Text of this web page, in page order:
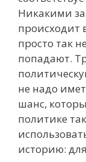
Никакими
происходит
просто так
попадают.
не надо
шанс,
политике
историю: для